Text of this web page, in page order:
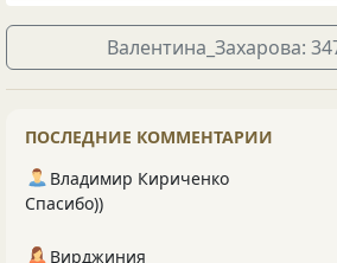
Валентина_Захарова:
ПОСЛЕДНИЕ КОММЕНТАРИИ
Владимир Кириченко
Спасибо))
Вирджиния